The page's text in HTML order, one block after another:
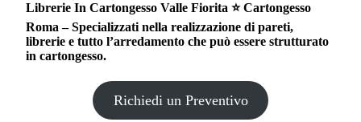
Librerie In Cartongesso Valle Fiorita ⭐ Cartongesso
Roma – Specializzati nella realizzazione di pareti,
librerie e tutto l’arredamento che può essere strutturato
in cartongesso.
Richiedi un Preventivo